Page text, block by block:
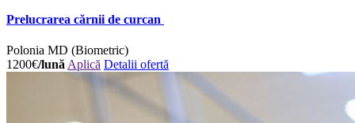
Prelucrarea cărnii de curcan
Polonia MD (Biometric)
1200€/lună Aplică Detalii ofertă